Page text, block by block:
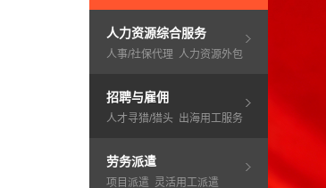
人力资源综合服务
人事/社保代理 人力资源外包
招聘与雇佣
人才寻猎/猎头 出海用工服务
劳务派遣
项目派遣 灵活用工派遣